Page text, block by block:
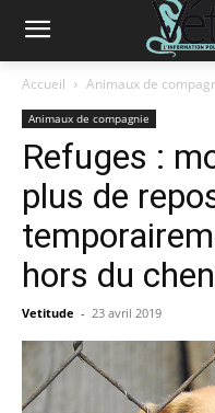
Accueil Animaux de
Animaux de compagnie
Refuges :
plus de
hors du
Vetitude - 23 avril 2019